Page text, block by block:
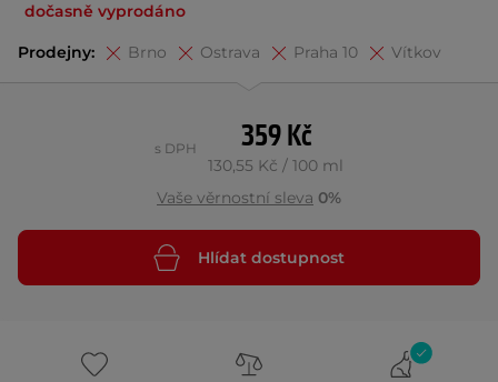
dočasně vyprodáno
Prodejny: Brno Ostrava Praha 10 Vítkov
359 Kč
130,55 Kč / 100 ml
s DPH
Vaše věrnostní sleva 0%
Hlídat dostupnost